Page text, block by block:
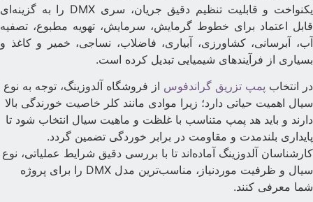
یکنواخت و قابلیت تنظیم دقیق جریان، سری DMX را به گزینه‌ای
قابل اعتماد برای خطوط گرمایش، سرمایش، تهویه مطبوع، تصفیه
آب، آبرسانی، کشاورزی، آبیاری، فاضلاب، نساجی، خمیر و کاغذ و
بسیاری از فرآیندهای شیمیایی تبدیل کرده است.
در انتخاب پمپ تزریق گراندفوس از فروشگاه آلدوزینگ، توجه به نوع
سیال اهمیت حیاتی دارد؛ زیرا موادی مانند کلر خاصیت خورندگی بالا
دارند و باید هد پمپ متناسب با غلظت و ماهیت سیال انتخاب شود تا
پایداری بلندمدت و مقاومت در برابر خوردگی تضمین گردد.
کارشناسان آلدوزینگ آماده‌اند تا با بررسی دقیق شرایط عملیاتی، نوع
سیال و ظرفیت موردنیاز، مناسب‌ترین مدل DMX را برای پروژه
شما معرفی کنند.